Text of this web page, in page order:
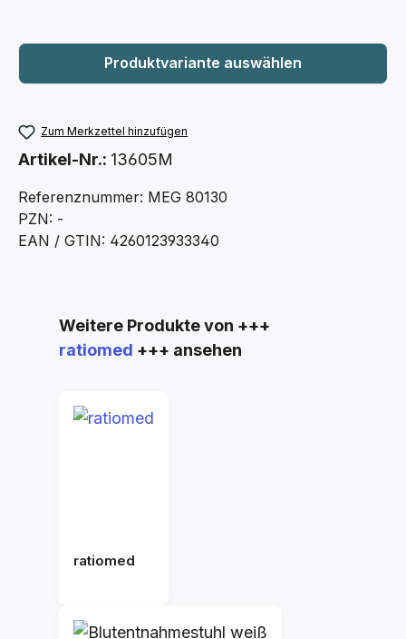
Zum Merkzettel hinzufügen
Artikel-Nr.: 13605M
Referenznummer: MEG 80130
PZN: -
EAN / GTIN: 4260123933340
Produktgalerie überspringen
Weitere Produkte von +++
ratiomed +++ ansehen
ratiomed